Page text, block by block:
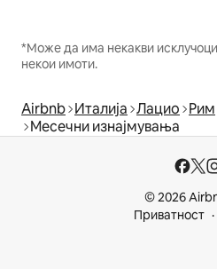
*Може да има некакви
некои имоти.
Airbnb Италија Лацио Рим
Месечни изнајмувања
© 2026
Приватност